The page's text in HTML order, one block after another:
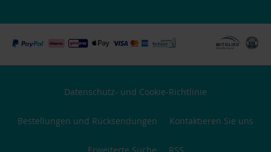
Datenschutz- und Cookie-Richtlinie
Bestellungen und Rücksendungen Kontaktieren Sie uns